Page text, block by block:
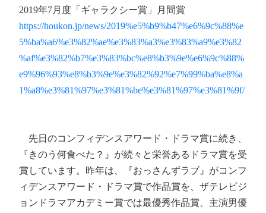
2019年7月度「ギャラクシー賞」月間賞
https://houkon.jp/news/2019%e5%b9%b47%e6%9c%88%e
5%ba%a6%e3%82%ae%e3%83%a3%e3%83%a9%e3%82
%af%e3%82%b7%e3%83%bc%e8%b3%9e%e6%9c%88%
e9%96%93%e8%b3%9e%e3%82%92%e7%99%ba%e8%a
1%a8%e3%81%97%e3%81%be%e3%81%97%e3%81%9f/
先日のコンフィデンスアワード・ドラマ賞に続き、
『きのう何食べた？』が続々と栄誉あるドラマ賞を受
賞しています。昨年は、『おっさんずラブ』がコンフ
ィデンスアワード・ドラマ賞で作品賞を、ザテレビジ
ョンドラマアカデミー賞では最優秀作品賞、主演男優